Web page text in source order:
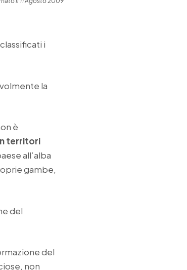
i
la
è
territori
all’alba
gambe,
del
del
non